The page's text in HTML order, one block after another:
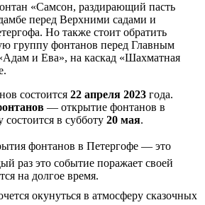
«Самсон, раздирающий пасть
перед Верхними садами и
Но также стоит обратить
группу фонтанов перед Главным
и Ева», на каскад «Шахматная
состоится 22 апреля 2023 года.
— открытие фонтанов в
состоится в субботу 20 мая.
фонтанов в Петергофе — это
раз это событие поражает своей
на долгое время.
окунуться в атмосферу сказочных